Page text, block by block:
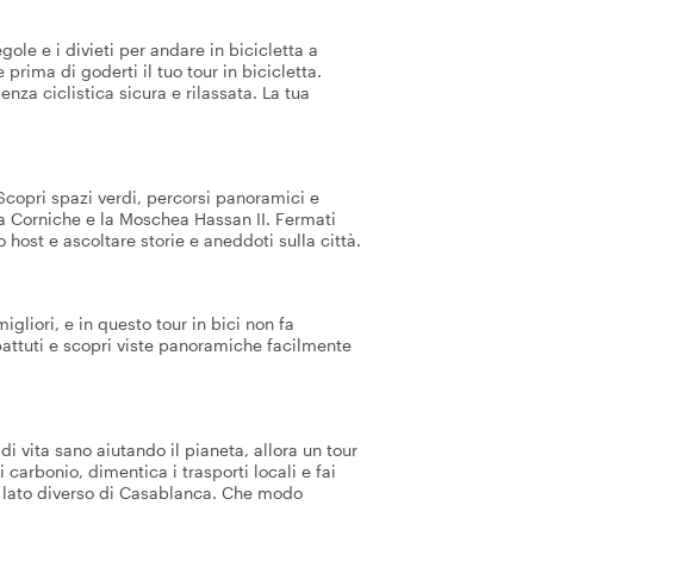
e i divieti per andare in bicicletta a
prima di goderti il tuo tour in bicicletta.
ciclistica sicura e rilassata. La tua
spazi verdi, percorsi panoramici e
e la Moschea Hassan II. Fermati
e ascoltare storie e aneddoti sulla città.
e in questo tour in bici non fa
e scopri viste panoramiche facilmente
vita sano aiutando il pianeta, allora un tour
dimentica i trasporti locali e fai
diverso di Casablanca. Che modo